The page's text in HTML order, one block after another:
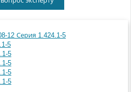
12 Серия 1.424.1-5
5
5
5
5
5